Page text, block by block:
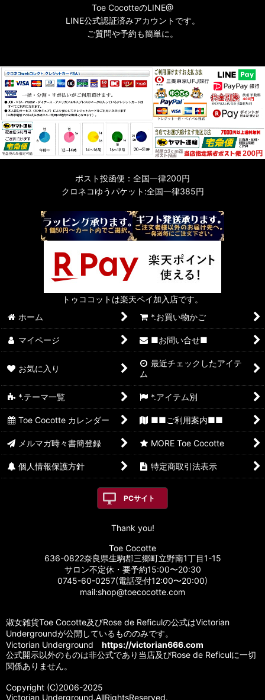
Toe CocotteのLINE@
LINE公式認証済みアカウントです。
ご質問や予約も簡単に。
ポスト投函便：全国一律200円
クロネコゆうパケット:全国一律385円
トゥココットは楽天ペイ加入店です。
ホーム
*.お買い物かご
マイページ ■お問い合せ■
お気に入り
最近チェックしたアイテ
ム
*.テーマ一覧 *.アイテム別
Toe Cocotte カレンダー ■■ご利用案内■■
メルマガ時々書簡登録 MORE Toe Cocotte
個人情報保護方針 特定商取引法表示
PCサイト
Thank you!
Toe Cocotte
636-0822奈良県生駒郡三郷町立野南1丁目1-15
サロン不定休・要予約15:00〜20:30
0745-60-0257(電話受付12:00〜20:00)
mail:shop@toecocotte.com
淑女雑貨Toe Cocotte及びRose de Reficulの公式はVictorian
Undergroundが公開しているもののみです。
Victorian Underground https://victorian666.com
公式開示以外のものは非公式であり当店及びRose de Reficulに一切
関係ありません。
Copyright (C)2006-2025
Victorian Underground.AllRightsReserved.